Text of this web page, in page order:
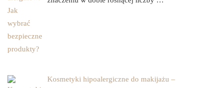
Kosmetyki hipoalergiczne do makijażu –